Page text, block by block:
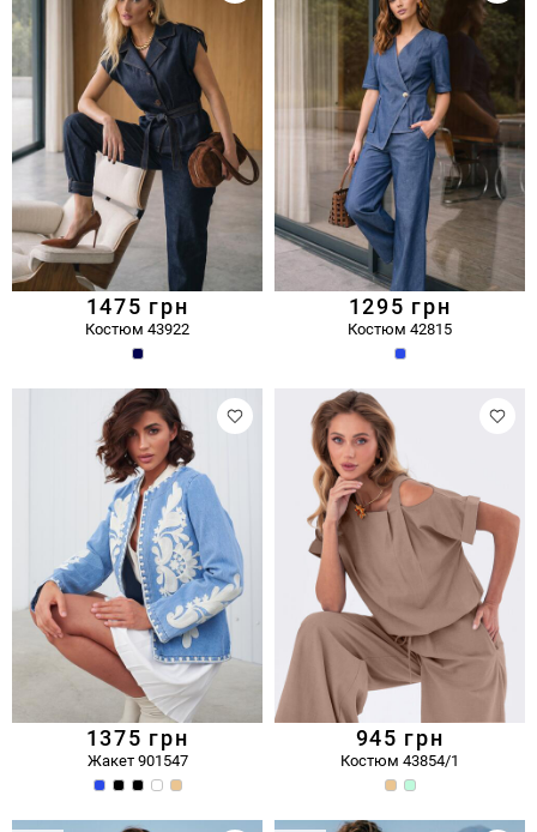
1475 грн
Костюм 43922
1295 грн
Костюм 42815
1375 грн
Жакет 901547
945 грн
Костюм 43854/1